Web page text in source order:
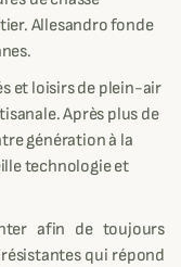
Allesandro fonde
et loisirs de plein-air
Après plus de
génération à la
technologie et
afin de toujours
qui répond